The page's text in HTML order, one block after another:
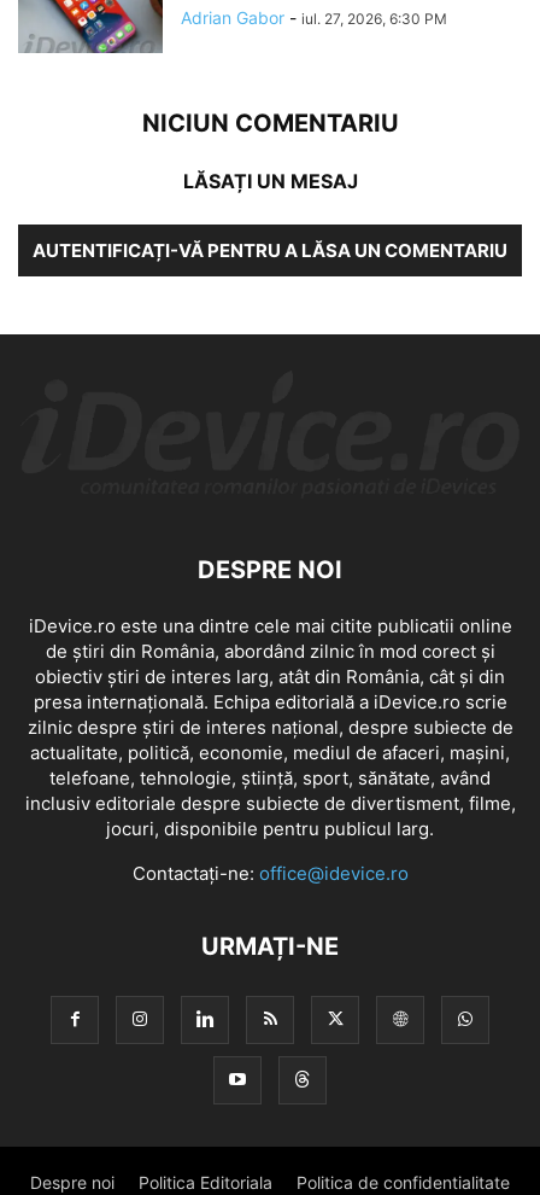
Adrian Gabor - iul. 27, 2026, 6:30 PM
NICIUN COMENTARIU
LĂSAȚI UN MESAJ
AUTENTIFICAȚI-VĂ PENTRU A LĂSA UN COMENTARIU
DESPRE NOI
iDevice.ro este una dintre cele mai citite publicatii online
de știri din România, abordând zilnic în mod corect și
obiectiv știri de interes larg, atât din România, cât și din
presa internațională. Echipa editorială a iDevice.ro scrie
zilnic despre știri de interes național, despre subiecte de
actualitate, politică, economie, mediul de afaceri, mașini,
telefoane, tehnologie, știință, sport, sănătate, având
inclusiv editoriale despre subiecte de divertisment, filme,
jocuri, disponibile pentru publicul larg.
Contactați-ne: office@idevice.ro
URMAȚI-NE
Despre noi Politica Editoriala Politica de confidentialitate